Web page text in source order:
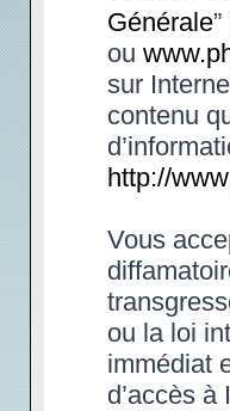
Générale
ou
sur
contenu
http://
Vous
ou la loi
immédiat
d’accès